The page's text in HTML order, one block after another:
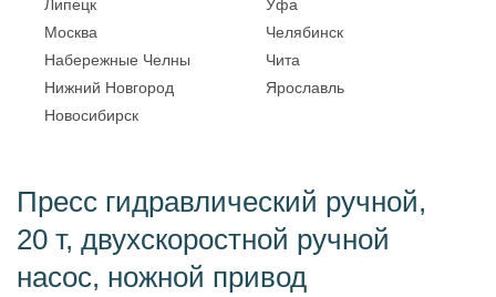
Липецк
Москва
Набережные Челны
Нижний Новгород
Новосибирск
Уфа
Челябинск
Чита
Ярославль
Пресс гидравлический ручной,
20 т, двухскоростной ручной
насос, ножной привод